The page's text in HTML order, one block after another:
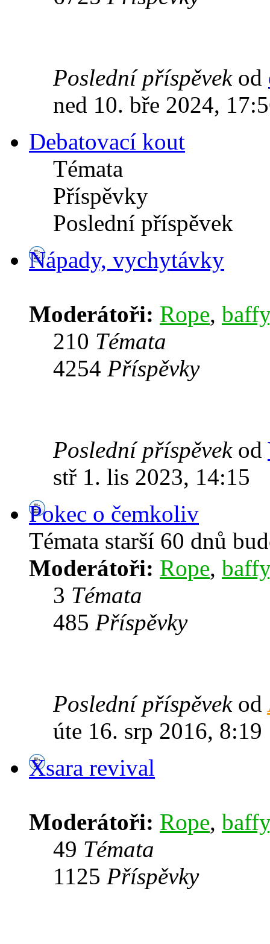
Poslední příspěvekod
ned 10. bře 2024,
Debatovací kout
Témata
Příspěvky
Poslední příspěvek
Nápady, vychytávky
Moderátoři: Rope, baffy
210 Témata
4254 Příspěvky
Poslední příspěvekod
stř 1. lis 2023, 14:15
Pokec o čemkoliv
Témata starší 60 dnů
Moderátoři: Rope, baffy
3 Témata
485 Příspěvky
Poslední příspěvekod
úte 16. srp 2016, 8:19
Xsara revival
Moderátoři: Rope, baffy
49 Témata
1125 Příspěvky